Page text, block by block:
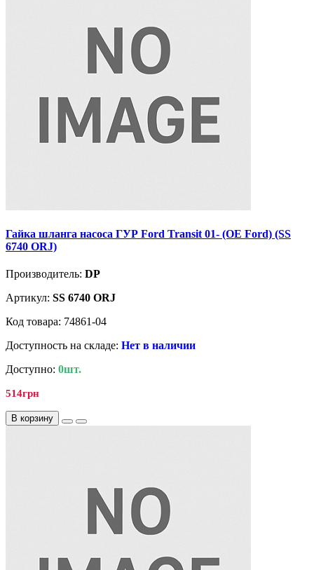
Гайка шланга насоса ГУР Ford Transit 01- (OE Ford) (SS
6740 ORJ)
Производитель: DP
Артикул: SS 6740 ORJ
Код товара: 74861-04
Доступность на складе: Нет в наличии
Доступно: 0шт.
514грн
В корзину